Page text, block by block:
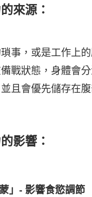
來源：
事，或是工作上
戰狀態，身體會
且會優先儲存在腹
影響：
」- 影響食慾調節